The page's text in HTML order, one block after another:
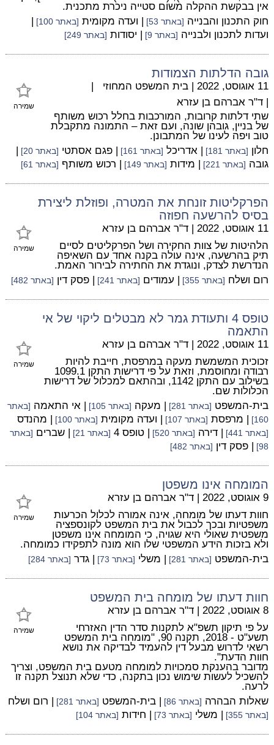
אין בבקשת ההקלה משום סטייה ניכרת מתכנית.
חוק התכנון והבנייה [באתר 53] | ועדה מקומית [באתר 100]
|
ועדות לתכנון ולבנייה [באתר 9] | יסודות [באתר 249]
גובה הדלתות הצמודות
שמירה
11 אוגוסט, 2022 | בית המשפט המחוזי |
| ד"ר אברהם בן עזרא
שתי דלתות קרובות, המורכבות בחלל רכוש משותף
של בניין, גובהן שונה, ועם זאת – התמונה מתקבלת
טוב ויפה לעינו של המתבונן.
חלון [באתר 181] | אדריכל [באתר 161] | פגם אסתטי [באתר 20]
|
גובה [באתר 221] | מידות [באתר 149] | רכוש משותף [באתר 61]
הפרקליטות זונחת את המטרה, ופוזלת ליצירת
בסיס להרשעה חפוזה
שמירה
11 אוגוסט, 2022 | ד"ר אברהם בן עזרא
הלהיטות של צוות החקירה ושל הפרקליטים לסיים
תיק בהרשעה, אינה עולה בקנה אחד עם השאיפה
הנדרשת לצדק, ונוגדת את החתירה לבירור האמת.
רום ושלח [באתר 355] | עמודים [באתר 241] | פסק דין [באתר 482]
טופס 4 ותעודת גמר לא מבטלים ליקוי של אי
התאמה
שמירה
11 אוגוסט, 2022 | ד"ר אברהם בן עזרא
זכוכית המשמשת מעקה במרפסת, חייבת להיות
רבודה ומחוסמת, וזאת על פי דרישות התקן 1099.1
בשילוב עם התקן 1142, ובהתאם למכלול של דרישות
הכלולות שם.
בית-המשפט [באתר 281] | מעקה [באתר 105] | אי התאמה [באתר
160]
| מרפסת [באתר 107] | ועדה מקומית [באתר 100] | מהנדס
[באתר 441] | דירה [באתר 520] | טופס 4 [באתר 21] | שברים [באתר
98]
| פסק דין [באתר 482]
המומחה אינו משפטן
שמירה
9 אוגוסט, 2022 | ד"ר אברהם בן עזרא
חוות דעתו של מומחה, אינה אמורה לכלול הכרעות
משפטיות ובכך לכבול את בית המשפט לקונספציה
משפטית שאולי היא שגויה, כי המומחה אינו משפטן
ולא בזכות הידע המשפטי שלו הוא מונה לתפקידו כמומחה.
בית-המשפט [באתר 281] | משלי [באתר 73] | גדר [באתר 284]
חוות דעתו של מומחה בית המשפט
שמירה
8 אוגוסט, 2022 | ד"ר אברהם בן עזרא
על פי תיקון תשפ"א לתקנות סדר הדין האזרחי
תשע"ט - 2018, תקנה 90, "מומחה בית המשפט
רשאי לדרוש מבעל דין להעמיד לבדיקה את נושא
חוות הדעת".
מדובר בהענקת סמכויות למומחה מטעם בית המשפט, וצריך
להשכיל לעשות שימוש נכון בתקנה, כדי שלא תנוצל תקנה זו
לרעה.
שאלות הבהרה [באתר 86] | בית-המשפט [באתר 281] | רום ושלח
[באתר 355] | משלי [באתר 73] | חידות [באתר 104]